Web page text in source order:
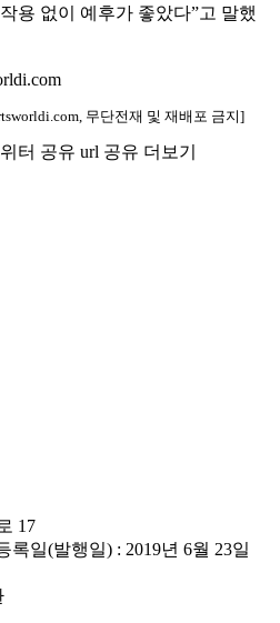
용 없이 예후가 좋았다”고 말했
무단전재 및 재배포 금지]
터 공유 url 공유 더보기
17
록일(발행일) : 2019년 6월 23일